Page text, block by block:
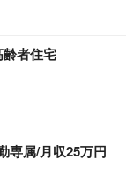
齢者住宅
専属/月収25万円